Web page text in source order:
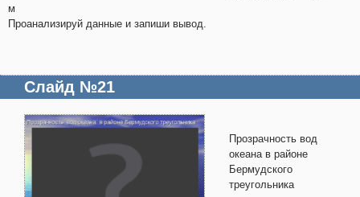
м
Проанализируй данные и запиши вывод.
Слайд №21
Прозрачность вод
океана в районе
Бермудского
треугольника